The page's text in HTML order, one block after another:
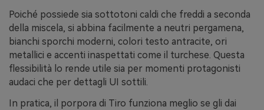
Poiché possiede sia sottotoni caldi che freddi a seconda
della miscela, si abbina facilmente a neutri pergamena,
bianchi sporchi moderni, colori testo antracite, ori
metallici e accenti inaspettati come il turchese. Questa
flessibilità lo rende utile sia per momenti protagonisti
audaci che per dettagli UI sottili.
In pratica, il porpora di Tiro funziona meglio se gli dai